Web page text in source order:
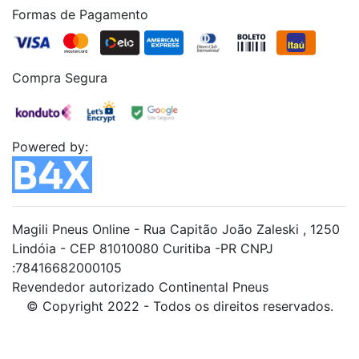
Formas de Pagamento
Compra Segura
Powered by:
Magili Pneus Online - Rua Capitão João Zaleski , 1250
Lindóia - CEP 81010080 Curitiba -PR CNPJ
:78416682000105
Revendedor autorizado Continental Pneus
© Copyright 2022 - Todos os direitos reservados.